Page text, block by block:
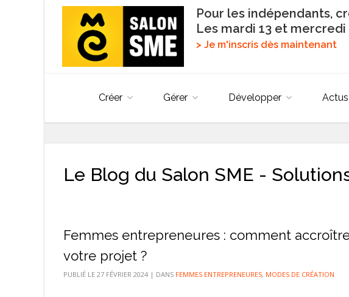
Pour les indépendants,
Les mardi 13 et
> Je m'inscris dès maintenant
Créer Gérer Développer Actus
Le Blog du Salon SME -
Femmes entrepreneures : comment
votre projet ?
PUBLIÉ LE 27 FÉVRIER 2024| DANS FEMMES ENTREPRENEURES, MODES DE CRÉATION